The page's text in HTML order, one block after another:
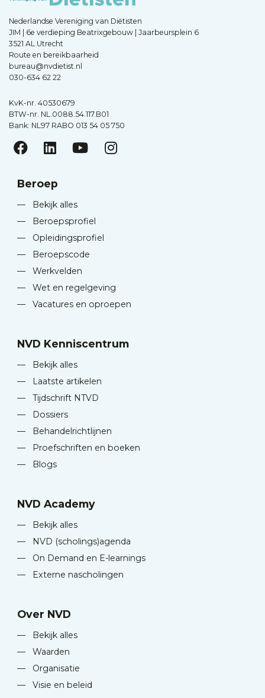
Nederlandse Vereniging van Diëtisten
JIM | 6e verdieping Beatrixgebouw | Jaarbeursplein 6
3521 AL Utrecht
Route en bereikbaarheid
bureau@nvdietist.nl
030-634 62 22
KvK-nr. 40530679
BTW-nr. NL.0088.54.117.B01
Bank: NL97 RABO 013 54 05 750
Beroep
—
Bekijk alles
—
Beroepsprofiel
—
Opleidingsprofiel
—
Beroepscode
—
Werkvelden
—
Wet en regelgeving
—
Vacatures en oproepen
NVD Kenniscentrum
—
Bekijk alles
—
Laatste artikelen
—
Tijdschrift NTVD
—
Dossiers
—
Behandelrichtlijnen
—
Proefschriften en boeken
—
Blogs
NVD Academy
—
Bekijk alles
—
NVD (scholings)agenda
—
On Demand en E-learnings
—
Externe nascholingen
Over NVD
—
Bekijk alles
—
Waarden
—
Organisatie
—
Visie en beleid